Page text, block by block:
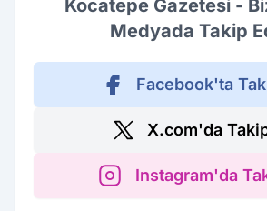
Kocatepe Gazetesi -
Medyada Takip
Facebook'ta
X.com'da
Instagram'da